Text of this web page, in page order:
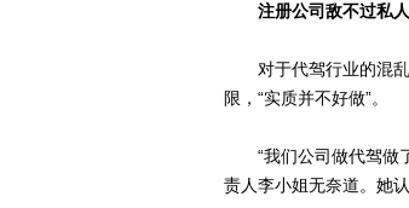
注册公司敌不过私
对于代驾行业的混乱
限，“实质并不好做”。
“我们公司做代驾做了
责人李小姐无奈道。她